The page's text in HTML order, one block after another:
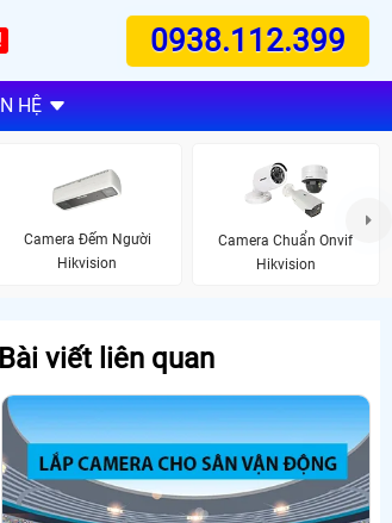
0938.112.399
HỆ
Camera Đếm Người
Hikvision
Camera Chuẩn Onvif
Hikvision
Bài viết liên quan